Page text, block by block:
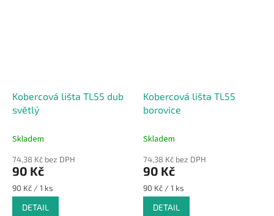
Kobercová lišta TL55 dub
světlý
Skladem
74,38 Kč bez DPH
90 Kč
Měrná
cena:
90 Kč / 1 ks
DETAIL
Kobercová lišta TL55
borovice
Skladem
74,38 Kč bez DPH
90 Kč
Měrná
cena:
90 Kč / 1 ks
DETAIL